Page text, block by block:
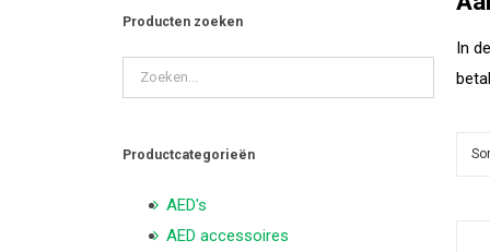
Producten zoeken
Productcategorieën
AED's
AED accessoires
In